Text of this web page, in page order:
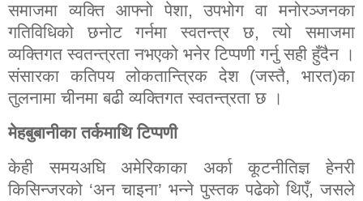
समाजमा व्यक्ति आफ्नो पेशा,उपभोग वा मनोरञ्जनका
गतिविधिको छनोट गर्नमा स्वतन्त्र छ,त्यो समाजमा
व्यक्तिगत स्वतन्त्रता नभएको भनेर टिप्पणी गर्नु सही हुँदैन ।
संसारका कतिपय लोकतान्त्रिक देश (जस्तै,भारत)का
तुलनामा चीनमा बढी व्यक्तिगत स्वतन्त्रता छ ।
मेहबुबानीका तर्कमाथि टिप्पणी
केही समयअघि अमेरिकाका अर्का कूटनीतिज्ञ हेनरी
किसिन्जरको ‘अन चाइना’ भन्ने पुस्तक पढेको थिएँ,जसले